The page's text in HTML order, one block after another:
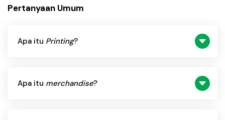
Pertanyaan Umum
Apa itu Printing?
Apa itu merchandise?